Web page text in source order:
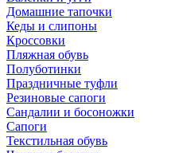
Домашние тапочки
Кеды и слипоны
Кроссовки
Пляжная обувь
Полуботинки
Праздничные туфли
Резиновые сапоги
Сандалии и босоножки
Сапоги
Текстильная обувь